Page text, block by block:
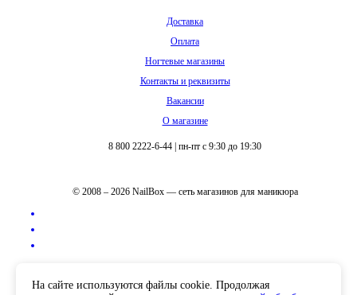
Доставка
Оплата
Ногтевые магазины
Контакты и реквизиты
Вакансии
О магазине
8 800 2222-6-44 пн-пт с 9:30 до 19:30
© 2008 – 2026 NailBox — сеть магазинов для маникюра
На сайте используются файлы cookie. Продолжая